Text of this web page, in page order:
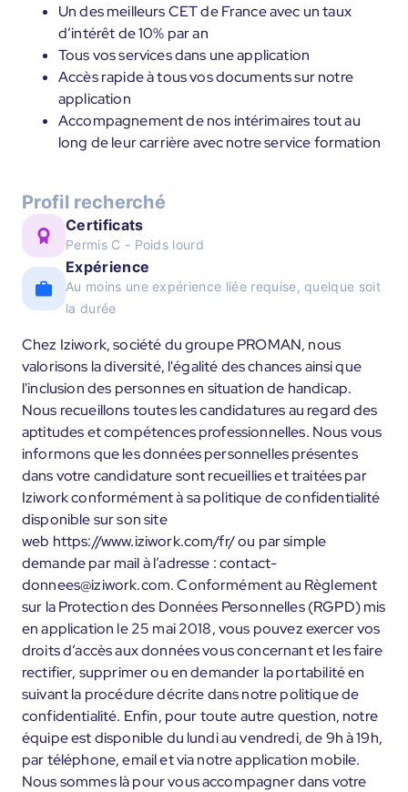
Un des meilleurs CET de France avec un taux
d’intérêt de 10% par an
Tous vos services dans une application
Accès rapide à tous vos documents sur notre
application
Accompagnement de nos intérimaires tout au
long de leur carrière avec notre service formation
Profil recherché
Certificats
Permis C - Poids lourd
Expérience
Au moins une expérience liée requise, quelque soit
la durée
Chez Iziwork, société du groupe PROMAN, nous
valorisons la diversité, l'égalité des chances ainsi que
l'inclusion des personnes en situation de handicap.
Nous recueillons toutes les candidatures au regard des
aptitudes et compétences professionnelles. Nous vous
informons que les données personnelles présentes
dans votre candidature sont recueillies et traitées par
Iziwork conformément à sa politique de confidentialité
disponible sur son site
web https://www.iziwork.com/fr/ ou par simple
demande par mail à l’adresse : contact-
donnees@iziwork.com. Conformément au Règlement
sur la Protection des Données Personnelles (RGPD) mis
en application le 25 mai 2018, vous pouvez exercer vos
droits d’accès aux données vous concernant et les faire
rectifier, supprimer ou en demander la portabilité en
suivant la procédure décrite dans notre politique de
confidentialité. Enfin, pour toute autre question, notre
équipe est disponible du lundi au vendredi, de 9h à 19h,
par téléphone, email et via notre application mobile.
Nous sommes là pour vous accompagner dans votre